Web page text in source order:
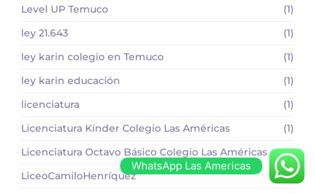
Level UP Temuco
(1)
ley 21.643
(1)
ley karin colegio en Temuco
(1)
ley karin educación
(1)
licenciatura
(1)
Licenciatura Kínder Colegio Las Américas
(1)
Licenciatura Octavo Básico Colegio Las Américas
(1)
LiceoCamiloHenríquez
(1)
WhatsApp Las Americas